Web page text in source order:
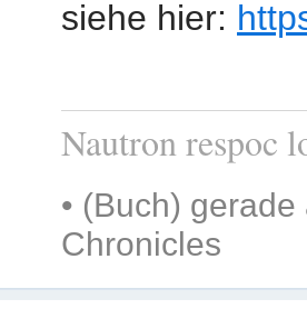
siehe hier:
Nautron respoc
• (Buch) gerade
Chronicles